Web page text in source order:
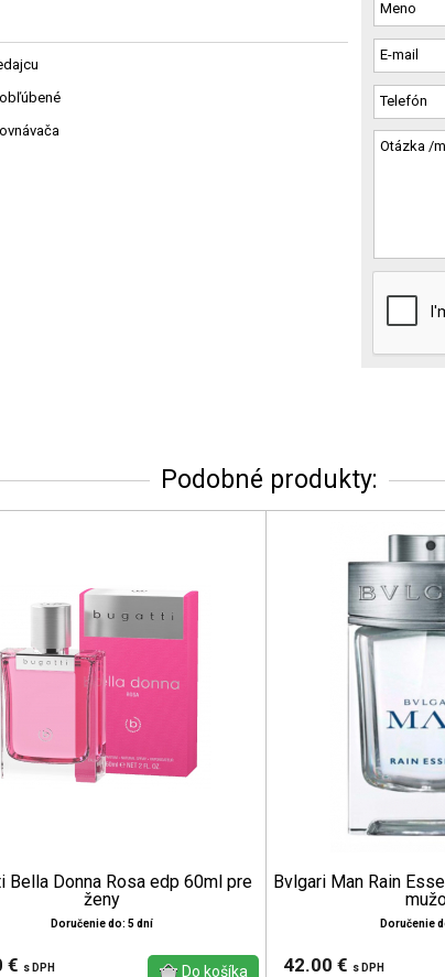
Podobné produkty:
Bella Donna Rosa edp 60ml pre
ženy
Doručenie do: 5 dní
€ s DPH
Bvlgari Man Rain
Doručenie
42.00 € s DPH